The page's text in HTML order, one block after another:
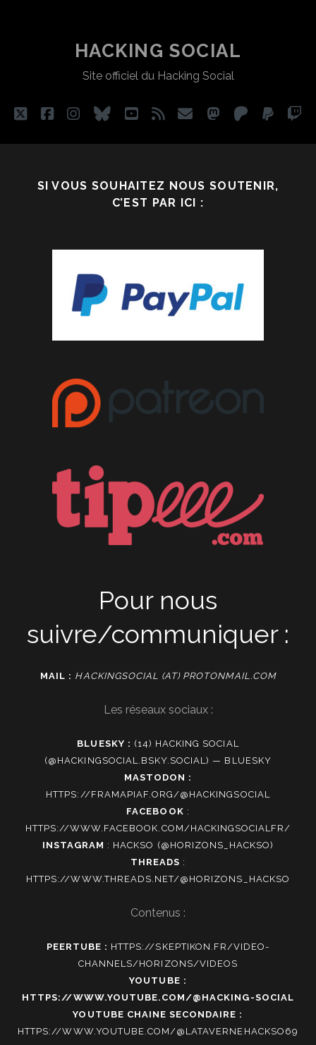
??
HACKING SOCIAL
Site officiel du Hacking Social
twitterfacebook
instagram
blueskyyoutube
rss emailmastodon
patreon
SI VOUS SOUHAITEZ NOUS SOUTENIR,
C’EST PAR ICI :
Pour nous
suivre/communiquer :
MAIL : HACKINGSOCIAL (AT) PROTONMAIL.COM
Les réseaux sociaux :
BLUESKY : (14) HACKING SOCIAL
(@HACKINGSOCIAL.BSKY.SOCIAL) — BLUESKY
MASTODON :
HTTPS://FRAMAPIAF.ORG/@HACKINGSOCIAL
FACEBOOK :
HTTPS://WWW.FACEBOOK.COM/HACKINGSOCIALFR/
INSTAGRAM : HACKSO (@HORIZONS_HACKSO)
THREADS :
HTTPS://WWW.THREADS.NET/@HORIZONS_HACKSO
Contenus :
PEERTUBE : HTTPS://SKEPTIKON.FR/VIDEO-
CHANNELS/HORIZONS/VIDEOS
YOUTUBE :
HTTPS://WWW.YOUTUBE.COM/@HACKING-SOCIAL
YOUTUBE CHAINE SECONDAIRE :
HTTPS://WWW.YOUTUBE.COM/@LATAVERNEHACKSO69